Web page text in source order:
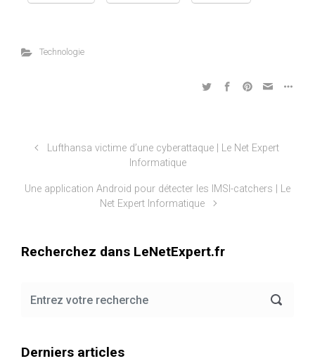
Technologie
Lufthansa victime d’une cyberattaque | Le Net Expert
Informatique
Une application Android pour détecter les IMSI-catchers | Le
Net Expert Informatique
Recherchez dans LeNetExpert.fr
Derniers articles